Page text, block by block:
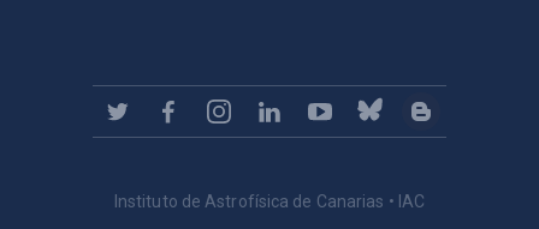
Instituto de Astrofísica de Canarias • IAC